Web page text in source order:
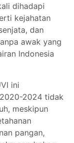
dihadapi
kejahatan
dan
awak yang
Indonesia
ini
2024 tidak
meskipun
pangan,